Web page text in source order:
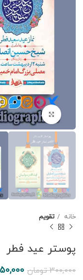
برای
خانه تقویم
پوستر عید فطر
300,000 تومان